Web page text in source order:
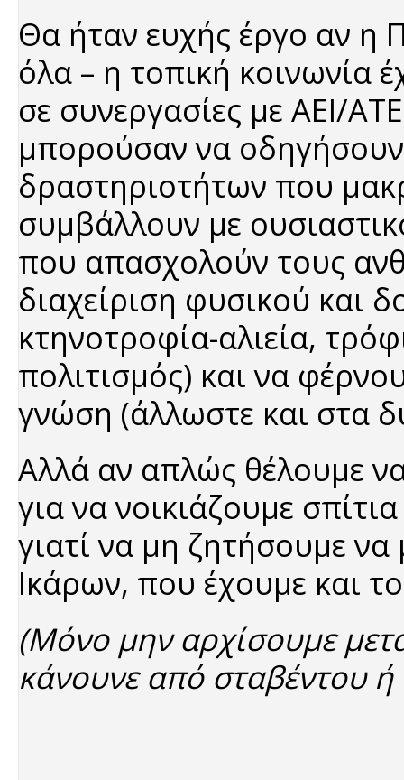
Θα ήταν ευχής έργο αν η
όλα – η τοπική κοινωνία
σε συνεργασίες με ΑΕΙ/
μπορούσαν να
δραστηριοτήτων που
συμβάλλουν με
που απασχολούν τους
διαχείριση φυσικού και
κτηνοτροφία-αλιεία,
πολιτισμός) και να
γνώση (άλλωστε και στα
Αλλά αν απλώς θέλουμε
για να νοικιάζουμε
γιατί να μη ζητήσουμε
Ικάρων, που έχουμε και
(Μόνο μην αρχίσουμε
κάνουνε από σταβέντου